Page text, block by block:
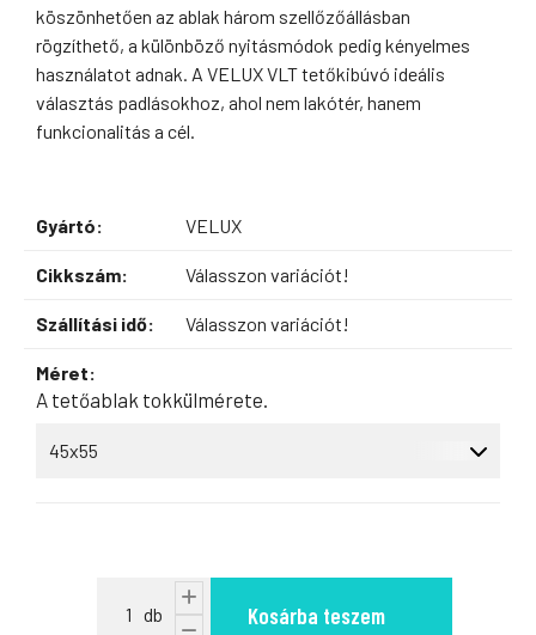
köszönhetően az ablak három szellőzőállásban
rögzíthető, a különböző nyitásmódok pedig kényelmes
használatot adnak. A VELUX VLT tetőkibúvó ideális
választás padlásokhoz, ahol nem lakótér, hanem
funkcionalitás a cél.
Gyártó: VELUX
Cikkszám: Válasszon variációt!
Szállítási idő: Válasszon variációt!
Méret:
A tetőablak tokkülmérete.
Kosárba teszem